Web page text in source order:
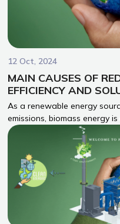
12 Oct, 2024
MAIN CAUSES OF
EFFICIENCY AND
As a renewable energy
emissions, biomass energy
as a key measure to achieve
this context,
equipment—play an
production process,